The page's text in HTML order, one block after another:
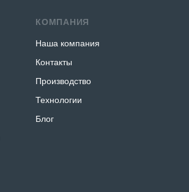
КОМПАНИЯ
Наша компания
Контакты
Производство
Технологии
Блог